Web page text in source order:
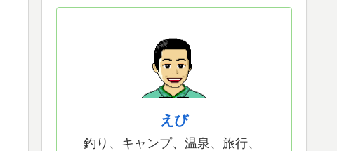
えび
釣り、キャンプ、温泉、旅行、